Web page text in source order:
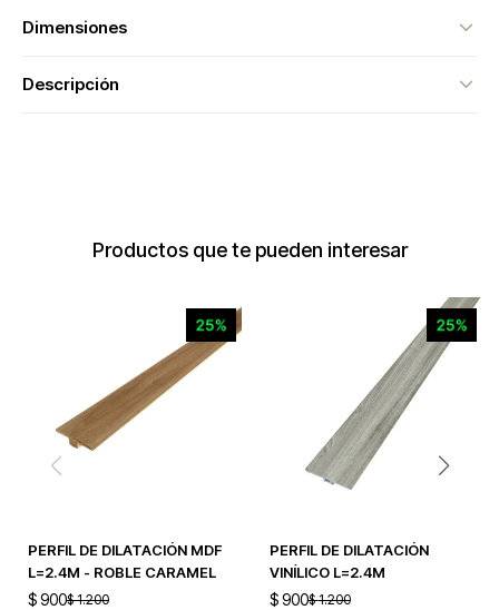
Dimensiones
Descripción
Productos que te pueden interesar
PERFIL DE DILATACIÓN MDF
L=2.4M - ROBLE CARAMEL
$900$ 1.200
PERFIL DE DILATACIÓN
VINÍLICO L=2.4M
$ 900$ 1.200